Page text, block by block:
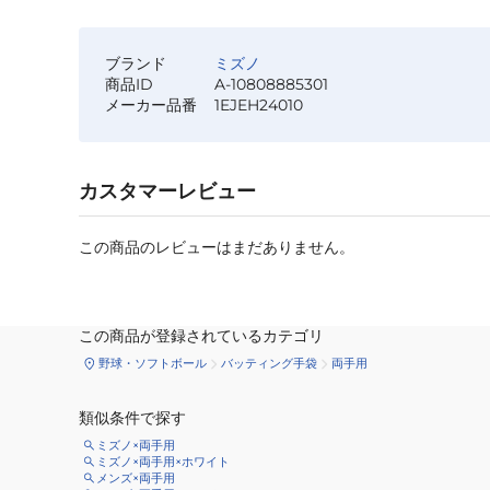
ブランド
ミズノ
商品ID
A-10808885301
メーカー品番
1EJEH24010
カスタマーレビュー
この商品のレビューはまだありません。
この商品が登録されているカテゴリ
野球・ソフトボール バッティング手袋 両手用
類似条件で探す
ミズノ×両手用
ミズノ×両手用×ホワイト
メンズ×両手用